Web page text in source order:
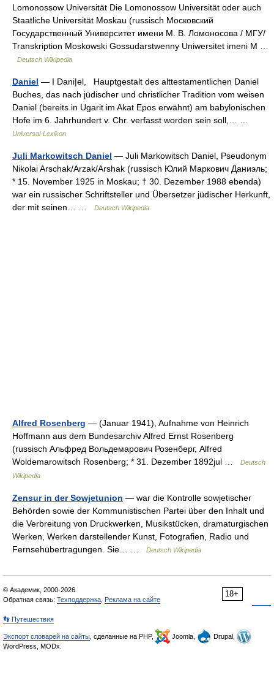
Lomonossow Universität Die Lomonossow Universität oder auch
Staatliche Universität Moskau (russisch Московский
Государственный Университет имени М. В. Ломоносова / МГУ/
Transkription Moskowski Gossudarstwenny Uniwersitet imeni M …
Deutsch Wikipedia
Daniel — I Dani|el, Hauptgestalt des alttestamentlichen Daniel
Buches, das nach jüdischer und christlicher Tradition vom weisen
Daniel (bereits in Ugarit im Akat Epos erwähnt) am babylonischen
Hofe im 6. Jahrhundert v. Chr. verfasst worden sein soll,… …
Universal-Lexikon
Juli Markowitsch Daniel — Juli Markowitsch Daniel, Pseudonym
Nikolai Arschak/Arzak/Arshak (russisch Юлий Маркович Даниэль;
* 15. November 1925 in Moskau; † 30. Dezember 1988 ebenda)
war ein russischer Schriftsteller und Übersetzer jüdischer Herkunft,
der mit seinen… …
Deutsch Wikipedia
Alfred Rosenberg — (Januar 1941), Aufnahme von Heinrich
Hoffmann aus dem Bundesarchiv Alfred Ernst Rosenberg
(russisch Альфред Вольдемарович Розенберг, Alfred
Woldemarowitsch Rosenberg; * 31. Dezember 1892jul …
Deutsch
Wikipedia
Zensur in der Sowjetunion — war die Kontrolle sowjetischer
Behörden sowie der Kommunistischen Partei über den Inhalt und
die Verbreitung von Druckwerken, Musikstücken, dramaturgischen
Werken, Werken darstellender Kunst, Fotografien, Radio und
Fernsehübertragungen. Sie… …
Deutsch Wikipedia
18+
© Академик, 2000-2026
Обратная связь: Техподдержка Реклама на сайте
👣 Путешествия
Экспорт словарей на сайты , сделанные на PHP, Joomla,
Drupal,
WordPress, MODx.